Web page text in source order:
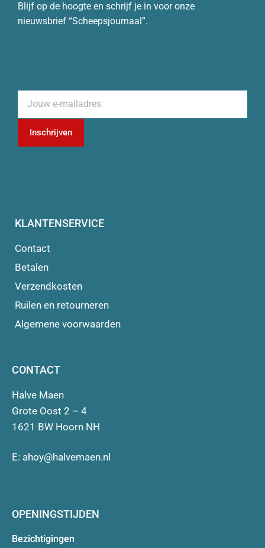
Blijf op de hoogte en schrijf je in voor onze
nieuwsbrief “Scheepsjournaal”.
Inschrijven
KLANTENSERVICE
Contact
Betalen
Verzendkosten
Ruilen en retourneren
Algemene voorwaarden
CONTACT
Halve Maen
Grote Oost 2 – 4
1621 BW Hoorn NH
E: ahoy@halvemaen.nl
OPENINGSTIJDEN
Bezichtigingen